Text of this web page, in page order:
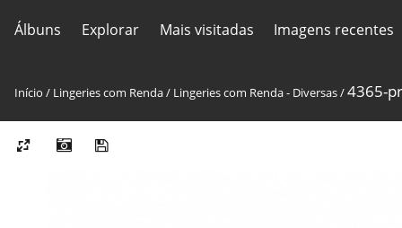
Álbuns Explorar Mais visitadas Imagens recentes
Início / Lingeries com Renda/ Lingeries com Renda - Diversas/4365-